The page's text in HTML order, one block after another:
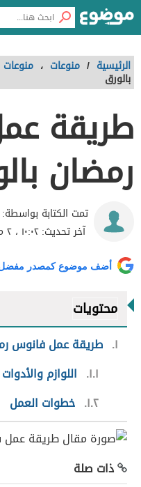
الرئيسية / منوعات ، منوعات
بالورق
طريقة
رمضان
تمت الكتابة بواسطة:
آخر تحديث:١٠:٠٢ ، ٢ مارس ٢٠١٦
أضف موضوع كمصدر
محتويات
١ طريقة عمل فانوس
١.١
اللوازم والأدوات
١.٢ خطوات العمل
ذات صلة